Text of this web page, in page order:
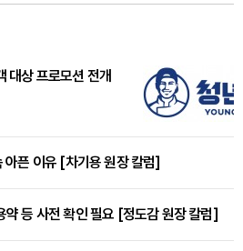
대상 프로모션 전개
아픈 이유 [차기용 원장 칼럼]
약 등 사전 확인 필요 [정도감 원장 칼럼]